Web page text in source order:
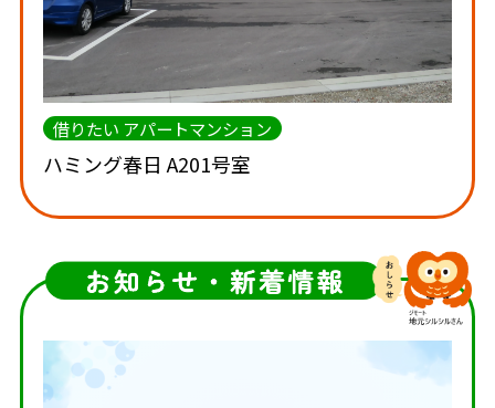
借りたい アパートマンション
ハミング春日 A201号室